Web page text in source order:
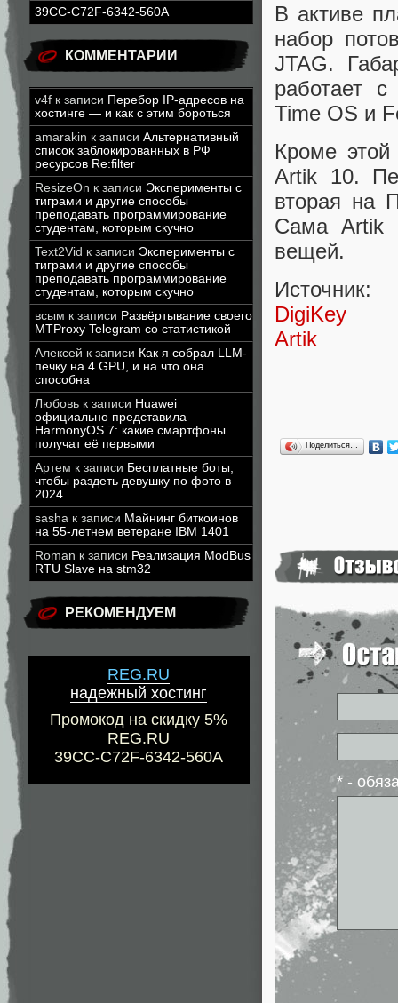
39CC-C72F-6342-560A
КОММЕНТАРИИ
v4f к записи Перебор IP-адресов на
хостинге — и как с этим бороться
amarakin к записи Альтернативный
список заблокированных в РФ
ресурсов Re:filter
ResizeOn к записи Эксперименты с
тиграми и другие способы
преподавать программирование
студентам, которым скучно
Text2Vid к записи Эксперименты с
тиграми и другие способы
преподавать программирование
студентам, которым скучно
всым к записи Развёртывание своего
MTProxy Telegram со статистикой
Алексей к записи Как я собрал LLM-
печку на 4 GPU, и на что она
способна
Любовь к записи Huawei
официально представила
HarmonyOS 7: какие смартфоны
получат её первыми
Артем к записи Бесплатные боты,
чтобы раздеть девушку по фото в
2024
sasha к записи Майнинг биткоинов
на 55-летнем ветеране IBM 1401
Roman к записи Реализация ModBus
RTU Slave на stm32
РЕКОМЕНДУЕМ
REG.RU
надежный хостинг
Промокод на скидку 5%
REG.RU
39CC-C72F-6342-560A
В активе
набор
JTAG.
работает
Time OS и
Кроме
Artik 10.
вторая на
Сама Artik
вещей.
Источник:
DigiKey
Artik
Поделиться…
* -